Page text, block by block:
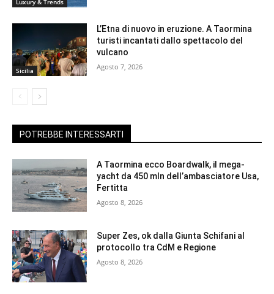
Luxury & Trends
Sicilia
L’Etna di nuovo in eruzione. A Taormina
turisti incantati dallo spettacolo del
vulcano
Agosto 7, 2026
POTREBBE INTERESSARTI
A Taormina ecco Boardwalk, il mega-
yacht da 450 mln dell’ambasciatore Usa,
Fertitta
Agosto 8, 2026
Super Zes, ok dalla Giunta Schifani al
protocollo tra CdM e Regione
Agosto 8, 2026